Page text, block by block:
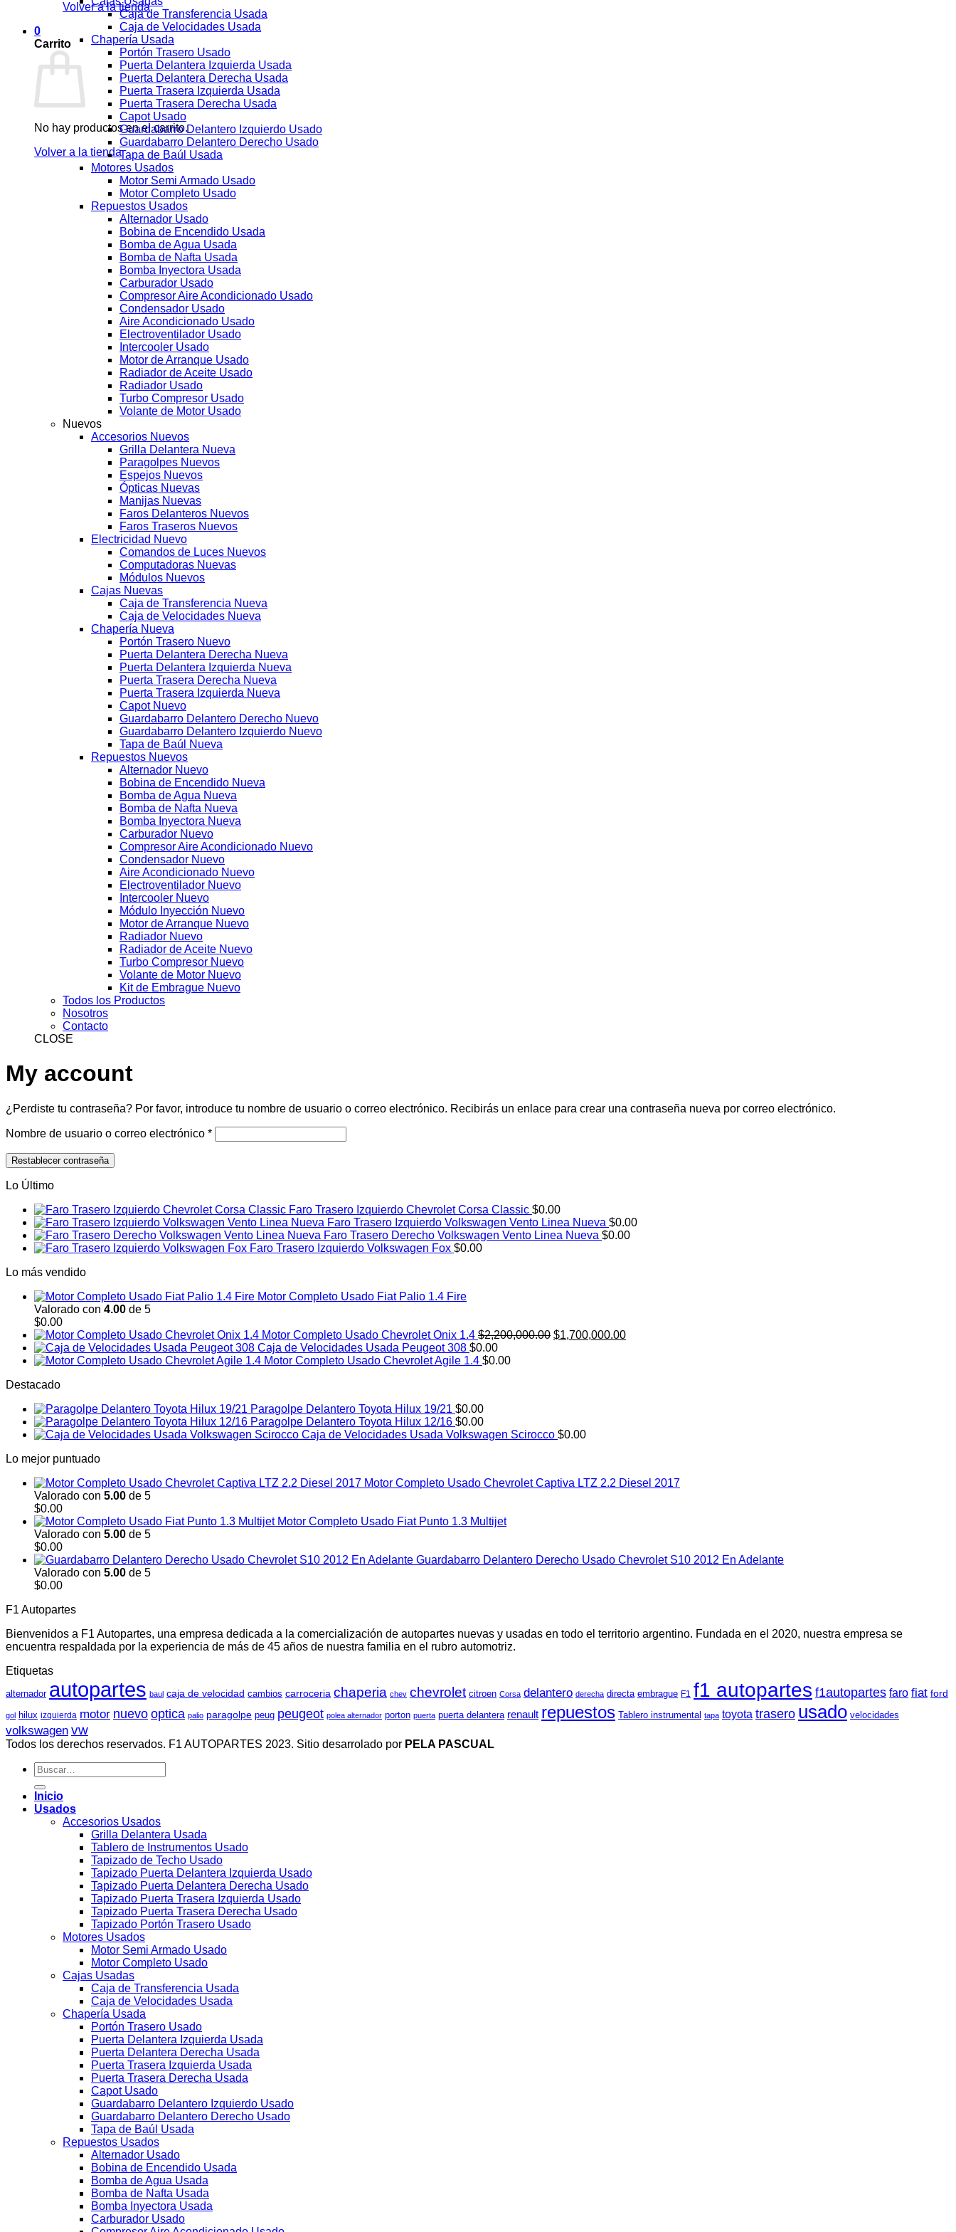
Volver a la tienda
0
Carrito
No hay productos en el carrito.
Volver a la tienda
Caja de Transferencia Usada
Caja de Velocidades Usada
Chapería Usada
Portón Trasero Usado
Puerta Delantera Izquierda Usada
Puerta Delantera Derecha Usada
Puerta Trasera Izquierda Usada
Puerta Trasera Derecha Usada
Capot Usado
Guardabarro Delantero Izquierdo Usado
Guardabarro Delantero Derecho Usado
Tapa de Baúl Usada
Motores Usados
Motor Semi Armado Usado
Motor Completo Usado
Repuestos Usados
Alternador Usado
Bobina de Encendido Usada
Bomba de Agua Usada
Bomba de Nafta Usada
Bomba Inyectora Usada
Carburador Usado
Compresor Aire Acondicionado Usado
Condensador Usado
Aire Acondicionado Usado
Electroventilador Usado
Intercooler Usado
Motor de Arranque Usado
Radiador de Aceite Usado
Radiador Usado
Turbo Compresor Usado
Volante de Motor Usado
Nuevos
Accesorios Nuevos
Grilla Delantera Nueva
Paragolpes Nuevos
Espejos Nuevos
Ópticas Nuevas
Manijas Nuevas
Faros Delanteros Nuevos
Faros Traseros Nuevos
Electricidad Nuevo
Comandos de Luces Nuevos
Computadoras Nuevas
Módulos Nuevos
Cajas Nuevas
Caja de Transferencia Nueva
Caja de Velocidades Nueva
Chapería Nueva
Portón Trasero Nuevo
Puerta Delantera Derecha Nueva
Puerta Delantera Izquierda Nueva
Puerta Trasera Derecha Nueva
Puerta Trasera Izquierda Nueva
Capot Nuevo
Guardabarro Delantero Derecho Nuevo
Guardabarro Delantero Izquierdo Nuevo
Tapa de Baúl Nueva
Repuestos Nuevos
Alternador Nuevo
Bobina de Encendido Nueva
Bomba de Agua Nueva
Bomba de Nafta Nueva
Bomba Inyectora Nueva
Carburador Nuevo
Compresor Aire Acondicionado Nuevo
Condensador Nuevo
Aire Acondicionado Nuevo
Electroventilador Nuevo
Intercooler Nuevo
Módulo Inyección Nuevo
Motor de Arranque Nuevo
Radiador Nuevo
Radiador de Aceite Nuevo
Turbo Compresor Nuevo
Volante de Motor Nuevo
Kit de Embrague Nuevo
Todos los Productos
Nosotros
Contacto
CLOSE
My account
¿Perdiste tu contraseña? Por favor, introduce tu nombre de usuario o correo electrónico. Recibirás un enlace para crear una contraseña nueva por correo electrónico.
Nombre de usuario o correo electrónico *Obligatorio
Restablecer contraseña
Lo Último
Faro Trasero Izquierdo Chevrolet Corsa Classic $0.00
Faro Trasero Izquierdo Volkswagen Vento Linea Nueva $0.00
Faro Trasero Derecho Volkswagen Vento Linea Nueva $0.00
Faro Trasero Izquierdo Volkswagen Fox $0.00
Lo más vendido
Motor Completo Usado Fiat Palio 1.4 Fire
Valorado con 4.00 de 5
$0.00
Motor Completo Usado Chevrolet Onix 1.4 $2,200,000.00 El
$1,700,000.00El
Caja de Velocidades Usada Peugeot 308 $0.00
Motor Completo Usado Chevrolet Agile 1.4 $0.00
Destacado
Paragolpe Delantero Toyota Hilux 19/21 $0.00
Paragolpe Delantero Toyota Hilux 12/16 $0.00
Caja de Velocidades Usada Volkswagen Scirocco $0.00
Lo mejor puntuado
Motor Completo Usado Chevrolet Captiva LTZ 2.2 Diesel 2017
Valorado con 5.00 de 5
$0.00
Motor Completo Usado Fiat Punto 1.3 Multijet
Valorado con 5.00 de 5
$0.00
Guardabarro Delantero Derecho Usado Chevrolet S10 2012 En Adelante
Valorado con 5.00 de 5
$0.00
F1 Autopartes
Bienvenidos a F1 Autopartes, una empresa dedicada a la comercialización de autopartes nuevas y usadas en todo el territorio argentino. Fundada en el 2020, nuestra empresa se
encuentra respaldada por la experiencia de más de 45 años de nuestra familia en el rubro automotriz.
Etiquetas
alternador autopartes baul caja de velocidad cambios carroceria chaperia chev chevrolet citroen Corsa delantero derecha directa embrague F1 f1 autopartes f1autopartes faro fiat ford
gol hilux izquierda motor nuevo optica palio paragolpe peug peugeot polea alternador porton puerta puerta delantera renault repuestos Tablero instrumental tapa toyota trasero usado velocidades
volkswagen vw
Todos los derechos reservados. F1 AUTOPARTES 2023. Sitio desarrolado por PELA PASCUAL
Buscar
por:
Inicio
Usados
Accesorios Usados
Grilla Delantera Usada
Tablero de Instrumentos Usado
Tapizado de Techo Usado
Tapizado Puerta Delantera Izquierda Usado
Tapizado Puerta Delantera Derecha Usado
Tapizado Puerta Trasera Izquierda Usado
Tapizado Puerta Trasera Derecha Usado
Tapizado Portón Trasero Usado
Motores Usados
Motor Semi Armado Usado
Motor Completo Usado
Cajas Usadas
Caja de Transferencia Usada
Caja de Velocidades Usada
Chapería Usada
Portón Trasero Usado
Puerta Delantera Izquierda Usada
Puerta Delantera Derecha Usada
Puerta Trasera Izquierda Usada
Puerta Trasera Derecha Usada
Capot Usado
Guardabarro Delantero Izquierdo Usado
Guardabarro Delantero Derecho Usado
Tapa de Baúl Usada
Repuestos Usados
Alternador Usado
Bobina de Encendido Usada
Bomba de Agua Usada
Bomba de Nafta Usada
Bomba Inyectora Usada
Carburador Usado